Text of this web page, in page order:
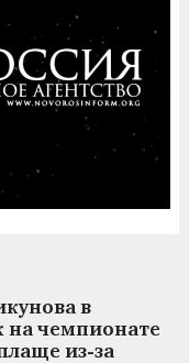
в
на чемпионате
из-за